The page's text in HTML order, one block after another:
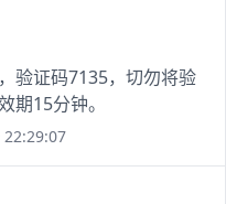
验证码7135，切勿将验
期15分钟。
22:29:07